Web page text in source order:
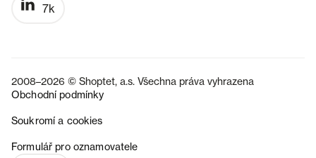
7k
2008–2026 © Shoptet, a.s. Všechna práva vyhrazena
Obchodní podmínky
Soukromí a cookies
Formulář pro oznamovatele